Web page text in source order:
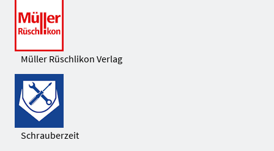
Müller Rüschlikon Verlag
Schrauberzeit